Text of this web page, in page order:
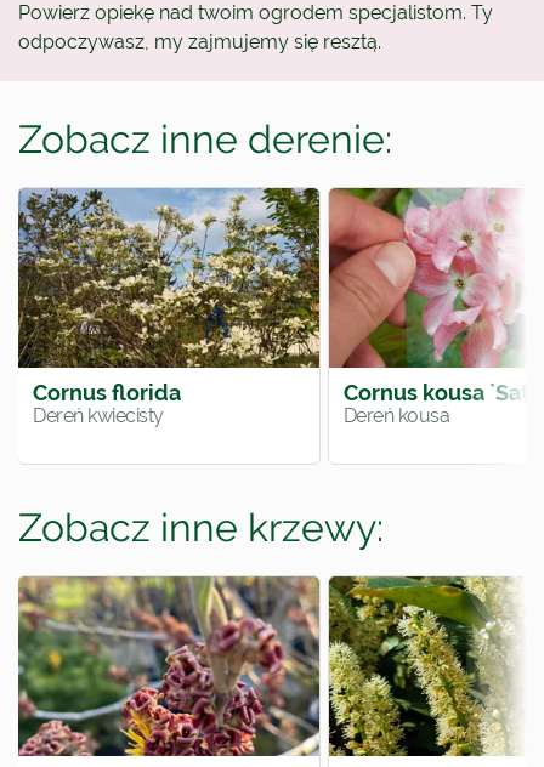
Powierz opiekę nad twoim ogrodem specjalistom. Ty
odpoczywasz, my zajmujemy się resztą.
Zobacz inne derenie:
Cornus florida
Dereń kwiecisty
Cornus kousa
Dereń kousa
Zobacz inne krzewy: